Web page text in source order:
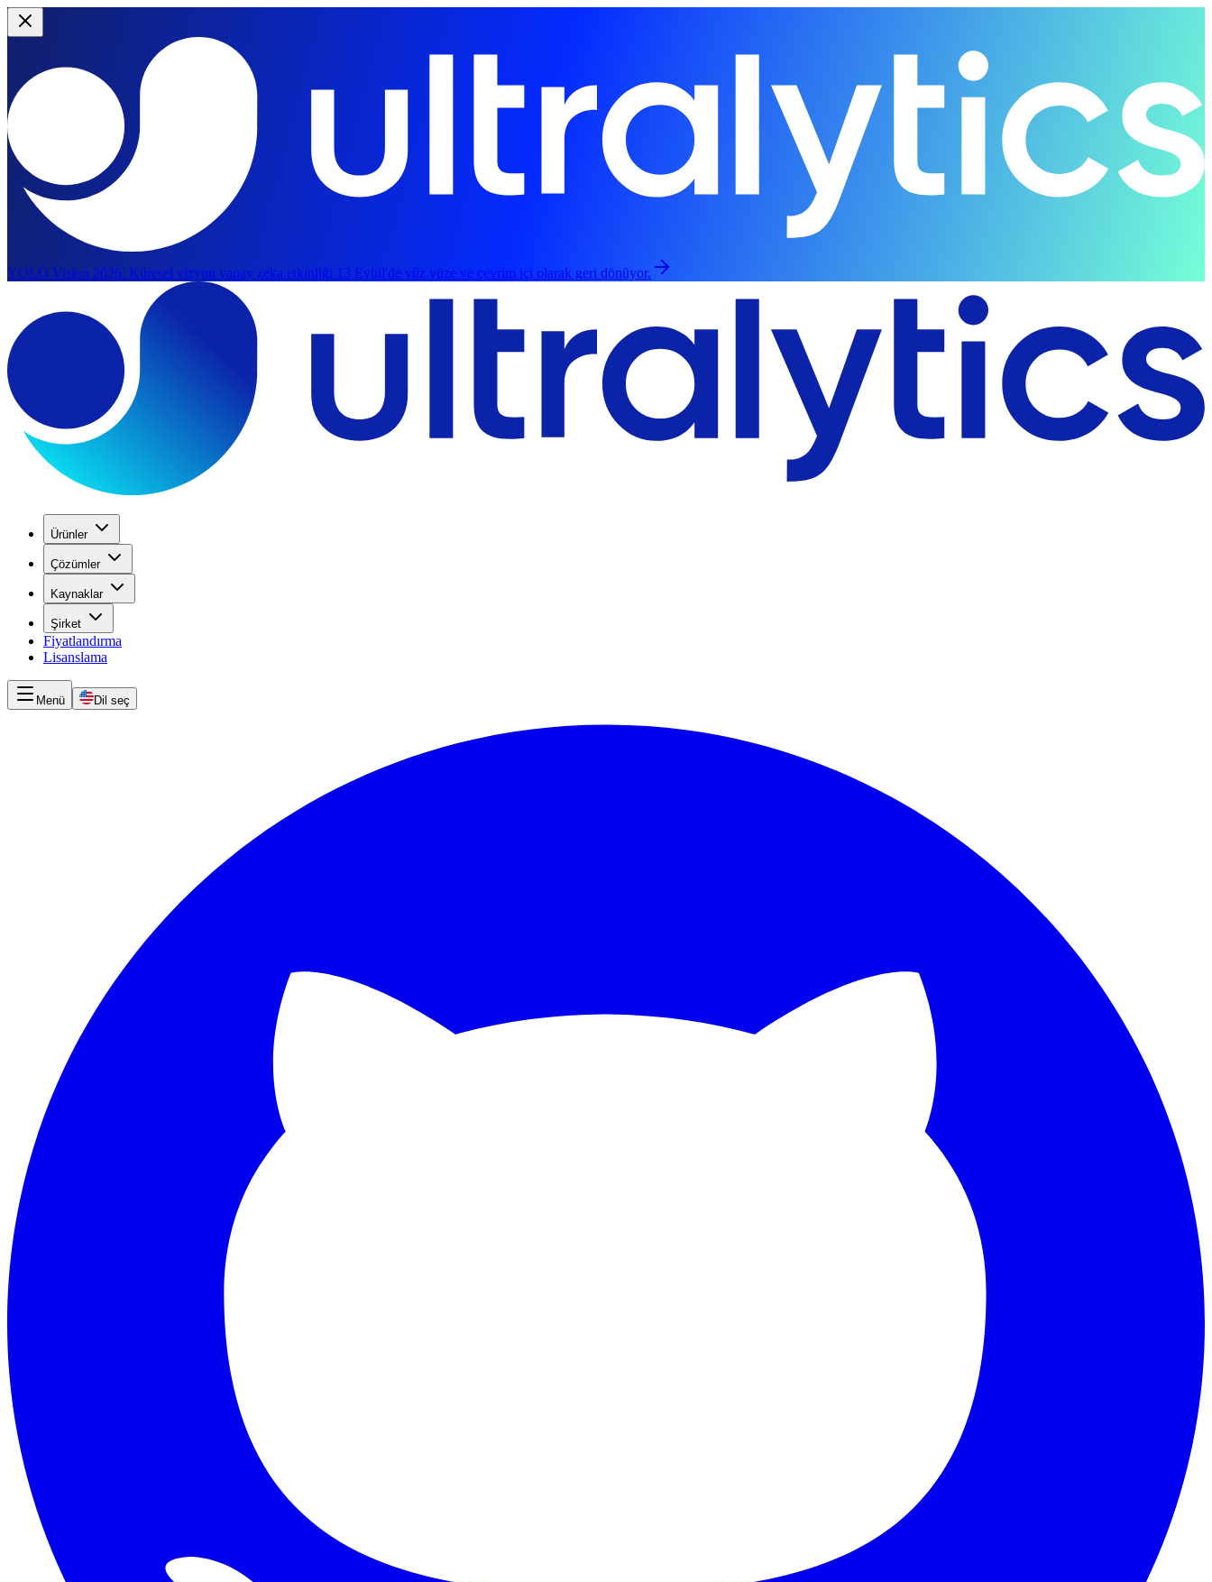
YOLO Vision 2026: Küresel vizyon yapay zeka etkinliği 13 Eylül'de yüz yüze ve çevrim içi olarak geri dönüyor.
Ürünler
Çözümler
Kaynaklar
Şirket
Fiyatlandırma
Lisanslama
Menü Dil seç